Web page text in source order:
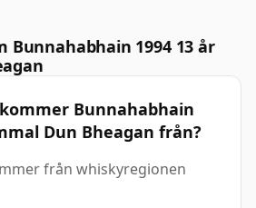
Bunnahabhain 1994 13 år
Bunnahabhain
Dun Bheagan från?
från whiskyregionen